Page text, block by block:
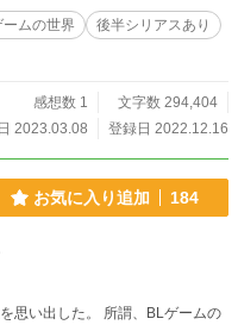
ームの世界
後半シリアスあり
感想数 1
文字数 294,404
2023.03.08
登録日 2022.12.16
お気に入り追加 184
思い出した。 所謂、BLゲームの